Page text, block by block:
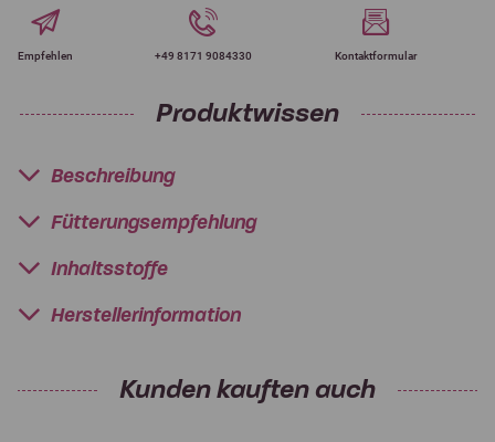
Empfehlen +49 8171 9084330 Kontaktformular
Produktwissen
Beschreibung
Fütterungsempfehlung
Inhaltsstoffe
Herstellerinformation
Kunden kauften auch